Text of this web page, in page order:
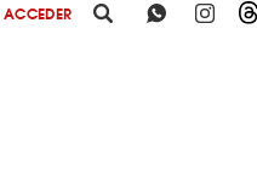
ACCEDER